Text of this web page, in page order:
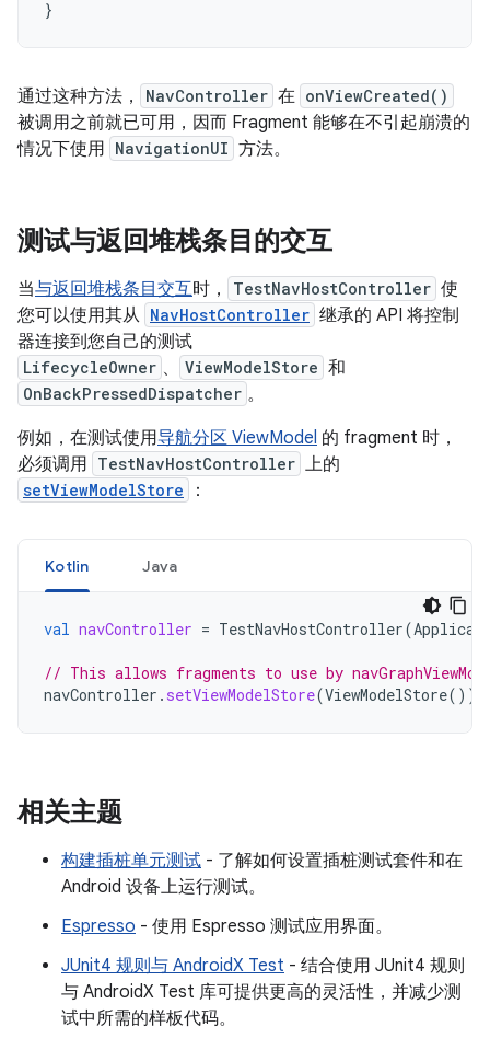
}
通过这种方法， NavController 在 onViewCreated()
被调用之前就已可用，因而 Fragment 能够在不引起崩溃的
情况下使用 NavigationUI 方法。
测试与返回堆栈条目的交互
当与返回堆栈条目交互时， TestNavHostController 使
您可以使用其从 NavHostController 继承的 API 将控制
器连接到您自己的测试
LifecycleOwner 、 ViewModelStore 和
OnBackPressedDispatcher 。
例如，在测试使用导航分区 ViewModel 的 fragment 时，
必须调用 TestNavHostController 上的
setViewModelStore ：
Kotlin Java
val navController = TestNavHostController(
// This allows fragments to use by
navController . setViewModelStore(ViewModelStore())
相关主题
构建插桩单元测试 - 了解如何设置插桩测试套件和在
Android 设备上运行测试。
Espresso - 使用 Espresso 测试应用界面。
JUnit4 规则与 AndroidX Test - 结合使用 JUnit4 规则
与 AndroidX Test 库可提供更高的灵活性，并减少测
试中所需的样板代码。